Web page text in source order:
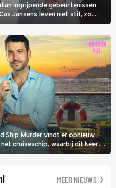
ingrijpende gebeurtenissen
Jansens leven niet stil, zo
Ship Murder vindt er opnieuw
cruiseschip, waarbij dit keer
is en kapitein Marlowe de dader
MEER NIEUWS